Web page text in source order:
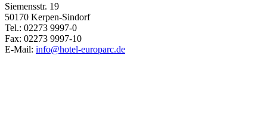
Siemensstr. 19
50170 Kerpen-Sindorf
Tel.: 02273 9997-0
Fax: 02273 9997-10
E-Mail: info@hotel-europarc.de